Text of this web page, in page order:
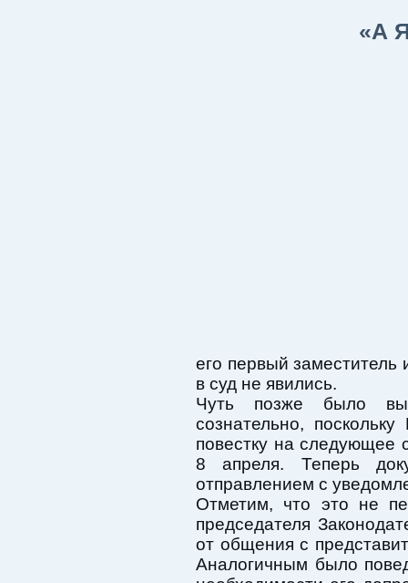
«А
его первый заместитель
в суд не явились.
Чуть позже было
сознательно,
повестку на следующее
8 апреля. Теперь
отправлением с
Отметим, что это не
председателя
от общения с
Аналогичным было